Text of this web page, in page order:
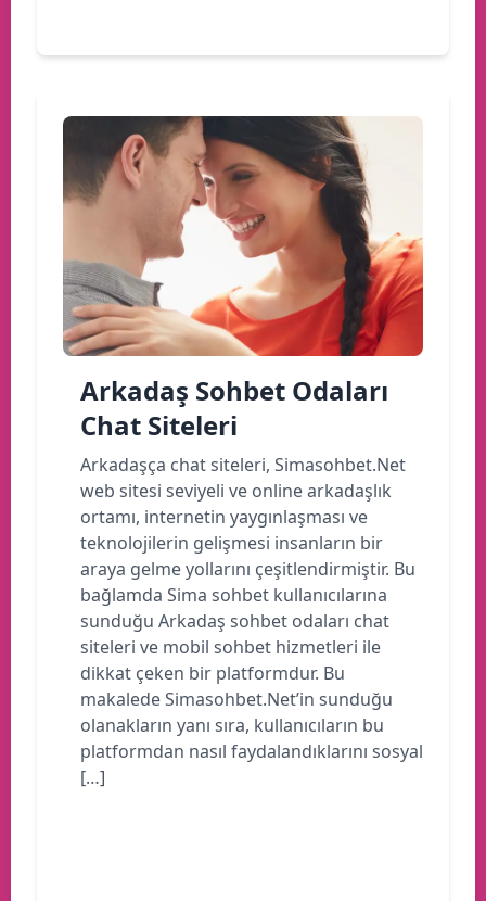
Arkadaş Sohbet Odaları
Chat Siteleri
Arkadaşça chat siteleri, Simasohbet.Net
web sitesi seviyeli ve online arkadaşlık
ortamı, internetin yaygınlaşması ve
teknolojilerin gelişmesi insanların bir
araya gelme yollarını çeşitlendirmiştir. Bu
bağlamda Sima sohbet kullanıcılarına
sunduğu Arkadaş sohbet odaları chat
siteleri ve mobil sohbet hizmetleri ile
dikkat çeken bir platformdur. Bu
makalede Simasohbet.Net’in sunduğu
olanakların yanı sıra, kullanıcıların bu
platformdan nasıl faydalandıklarını sosyal
[…]